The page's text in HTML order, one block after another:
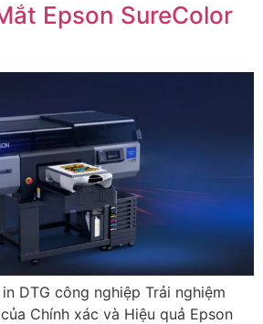
Epson SureColor
DTG công nghiệp Trải nghiệm
Chính xác và Hiệu quả Epson